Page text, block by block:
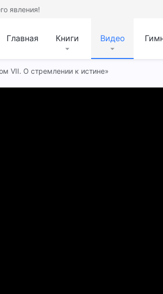
явления!
Главная Книги Видео
VII. О стремлении к истине»